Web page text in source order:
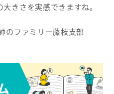
きさを実感できますね。
のファミリー藤枝支部